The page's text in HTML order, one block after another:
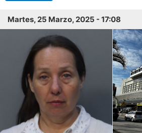
Martes, 25 Marzo, 2025 - 17:08